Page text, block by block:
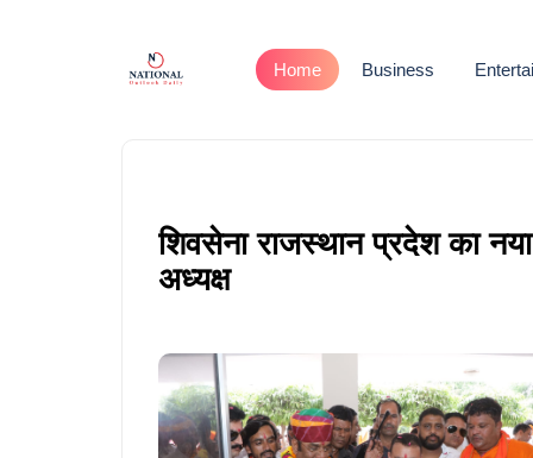
Home Business
शिवसेना राजस्थान प्रदेश का
अध्यक्ष